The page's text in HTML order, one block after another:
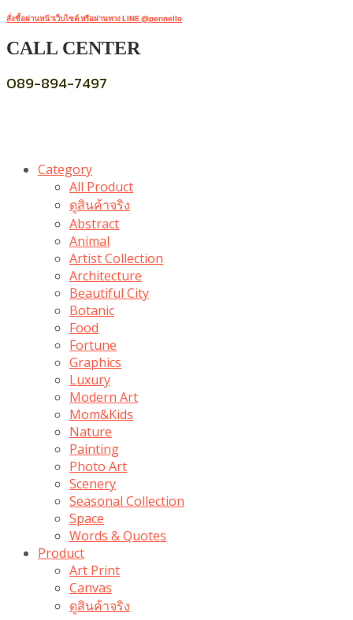
สั่งซื้อผ่านหน้าเว็บไซต์ หรือผ่านทาง LINE @pennello
CALL CENTER
089-894-7497
Category
All Product
ดูสินค้าจริง
Abstract
Animal
Artist Collection
Architecture
Beautiful City
Botanic
Food
Fortune
Graphics
Luxury
Modern Art
Mom&Kids
Nature
Painting
Photo Art
Scenery
Seasonal Collection
Space
Words & Quotes
Product
Art Print
Canvas
ดูสินค้าจริง